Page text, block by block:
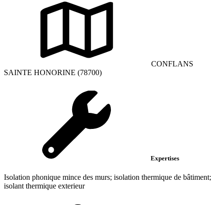
CONFLANS
SAINTE HONORINE (78700)
Expertises
Isolation phonique mince des murs; isolation thermique de bâtiment;
isolant thermique exterieur